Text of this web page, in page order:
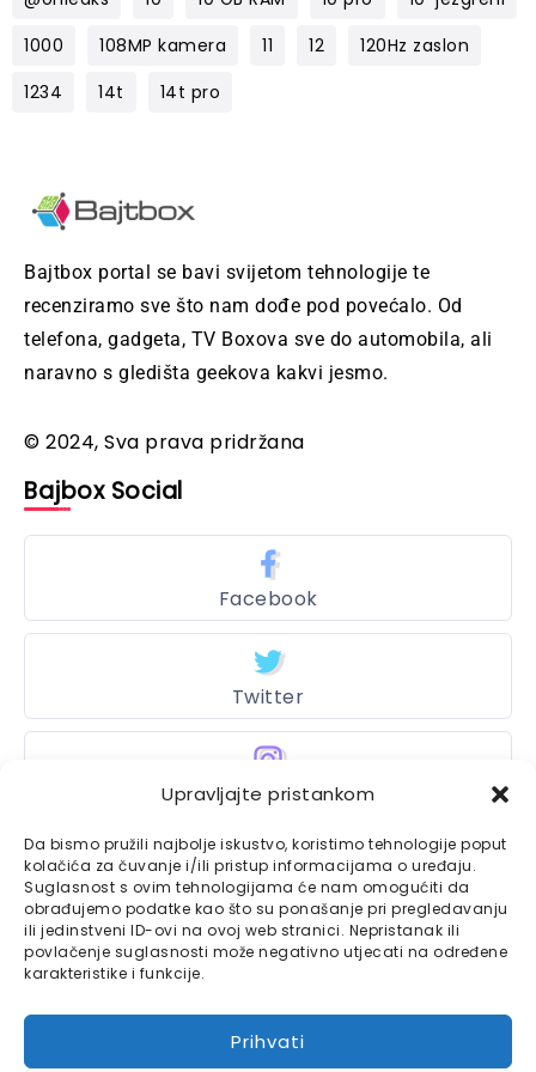
Upravljajte pristankom
Da bismo pružili najbolje iskustvo, koristimo tehnologije poput
kolačića za čuvanje i/ili pristup informacijama o uređaju.
Suglasnost s ovim tehnologijama će nam omogućiti da
obrađujemo podatke kao što su ponašanje pri pregledavanju
ili jedinstveni ID-ovi na ovoj web stranici. Nepristanak ili
povlačenje suglasnosti može negativno utjecati na određene
karakteristike i funkcije.
Prihvati
1000
108MP kamera 11 12
120Hz zaslon
1234
14t 14t pro
Bajtbox portal se bavi svijetom tehnologije te
recenziramo sve što nam dođe pod povećalo. Od
telefona, gadgeta, TV Boxova sve do automobila, ali
naravno s gledišta geekova kakvi jesmo.
© 2024, Sva prava pridržana
Bajbox Social
Facebook
Twitter
Instagram
Bajtbox
Linkovi
Kontaktirajte nas
Impressum
Bajtbox koristi
usluge.